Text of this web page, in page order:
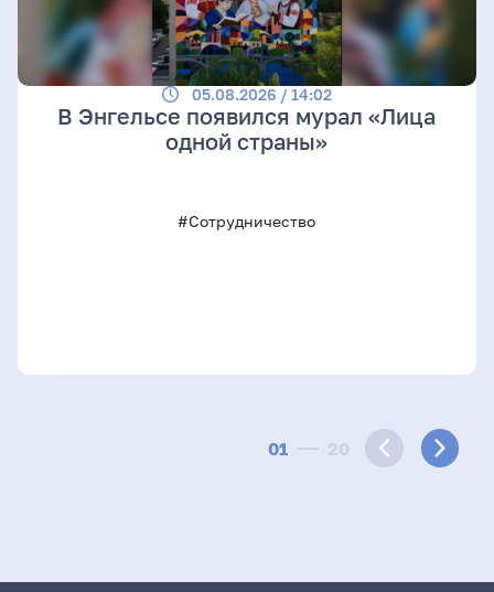
01 20
05.08.2026 / 14:02
В Энгельсе появился мурал «Лица
одной страны»
#Сотрудничество